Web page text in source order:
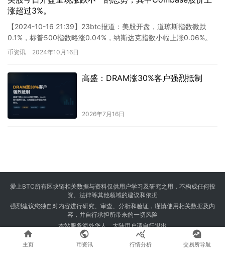
涨超过3%。
【2024-10-16 21:39】23btc报道：美股开盘，道琼斯指数微跌
0.1%，标普500指数略涨0.04%，纳斯达克指数小幅上涨0.06%。
数字货币交易平台Coinbase…
币资讯 2024年10月16日
高盛：DRAM涨30%客户强烈抵制
2026年7月16日
爱上BTC所有区块链相关数据与资料仅供用户学习及研究之用，不构成任何投
资、法律等其他领域的建议和依据
强烈建议您独自对内容进行研究、审查、分析和验证，谨慎使用相关数据及内
容，并自行承担所带来的一切风险
本站服务海外华人，大陆用户请自行退出
Copyright © 2024 爱上BTC 版权所有 Powered by
23btc.com

主页

币资讯

行情分析

交易所导航